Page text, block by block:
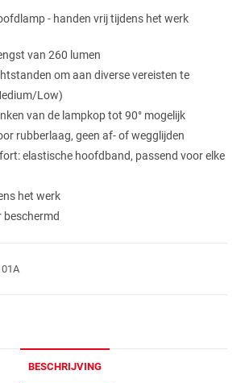
- handen vrij tijdens het werk
van 260 lumen
om aan diverse vereisten te
Low)
van de lampkop tot 90° mogelijk
rubberlaag, geen af- of wegglijden
elastische hoofdband, passend voor elke
het werk
beschermd
BESCHRIJVING